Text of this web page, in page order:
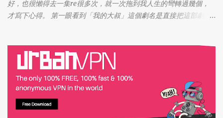
好，也很懶得去一集re很多次，就一次拖到我人生的彎轉過幾個，
才寫下心得。 第一眼看到「我的大叔」這個劇名是直接把這部劇放
不斷，加上面臨了美、日、韓劇的劇荒，個人又特愛喪劇，我硬是
在找出來看了一次…。 不得不說，開頭的辦公室場景，打昆蟲的的情
節和打在代表頭上奇異動畫，讓我以為這是次世代的搞笑辦公室
劇。第一集看完的時候，說真的還真不知道這部劇集要表達什麼 -
因為開頭讓我覺得無厘頭的場景和後續開始步入至安的黑暗世界，
讓我好難入戲。 為什麼要作這飄蟲視角? 為什麼要加這些星星? 所以